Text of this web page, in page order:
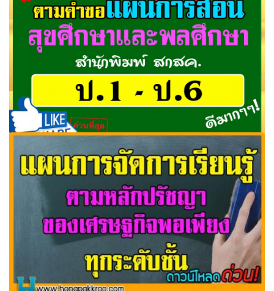
แผนการสอนสุขศึกษาและพละ สำนักพิมพ์ สกสค. ระดับชั้น
ป.1-6 ดาวน์โหลดด่วน!